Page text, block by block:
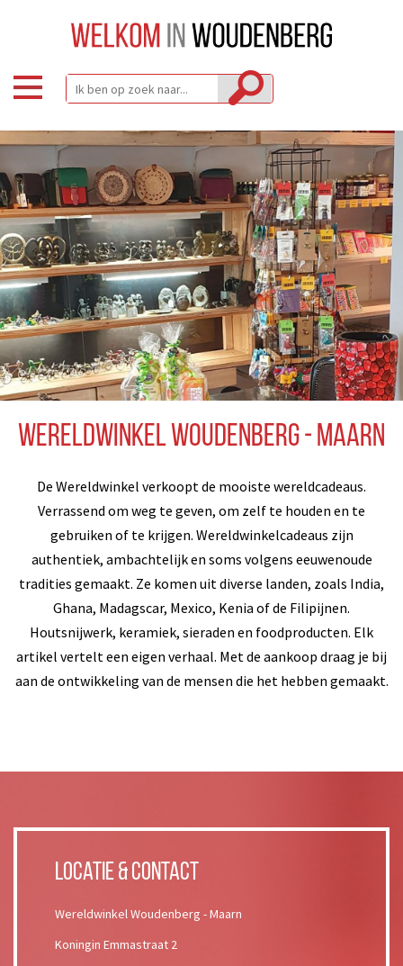
Wereldwinkel Woudenberg - Maarn
De Wereldwinkel verkoopt de mooiste wereldcadeaus.
Verrassend om weg te geven, om zelf te houden en te
gebruiken of te krijgen. Wereldwinkelcadeaus zijn
authentiek, ambachtelijk en soms volgens eeuwenoude
tradities gemaakt. Ze komen uit diverse landen, zoals India,
Ghana, Madagscar, Mexico, Kenia of de Filipijnen.
Houtsnijwerk, keramiek, sieraden en foodproducten. Elk
artikel vertelt een eigen verhaal. Met de aankoop draag je bij
aan de ontwikkeling van de mensen die het hebben gemaakt.
Locatie & Contact
Wereldwinkel Woudenberg - Maarn
Koningin Emmastraat 2